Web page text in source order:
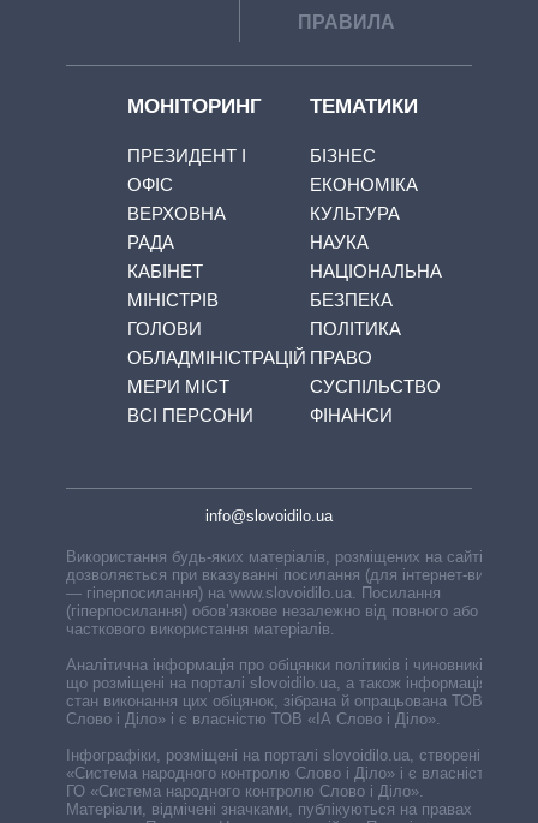
ПРАВИЛА
МОНІТОРИНГ
ПРЕЗИДЕНТ І
ОФІС
ВЕРХОВНА
РАДА
КАБІНЕТ
МІНІСТРІВ
ГОЛОВИ
ОБЛАДМІНІСТРАЦІЙ
МЕРИ МІСТ
ВСІ ПЕРСОНИ
ТЕМАТИКИ
БІЗНЕС
ЕКОНОМІКА
КУЛЬТУРА
НАУКА
НАЦІОНАЛЬНА
БЕЗПЕКА
ПОЛІТИКА
ПРАВО
СУСПІЛЬСТВО
ФІНАНСИ
info@slovoidilo.ua
Використання будь-яких матеріалів, розміщених на сайті,
дозволяється при вказуванні посилання (для інтернет-видань
— гіперпосилання) на www.slovoidilo.ua. Посилання
(гіперпосилання) обов’язкове незалежно від повного або
часткового використання матеріалів.
Аналітична інформація про обіцянки політиків і чиновників,
що розміщені на порталі slovoidilo.ua, а також інформація про
стан виконання цих обіцянок, зібрана й опрацьована ТОВ «ІА
Слово і Діло» і є власністю ТОВ «ІА Слово і Діло».
Інфографіки, розміщені на порталі slovoidilo.ua, створені ГО
«Система народного контролю Слово і Діло» і є власністю
ГО «Система народного контролю Слово і Діло».
Матеріали, відмічені значками, публікуються на правах